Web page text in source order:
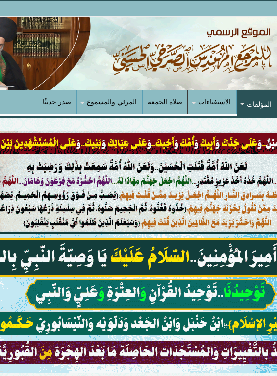
المؤلفات الاستفتاءات صلاة الجمعة المرئي والمسموع صدر حديثًا